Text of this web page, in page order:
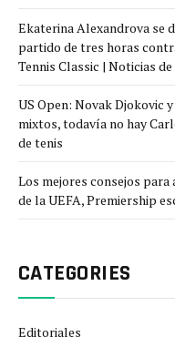
Ekaterina Alexandrova se
partido de tres horas
Tennis Classic | Noticias
US Open: Novak Djokovic
mixtos, todavía no hay
de tenis
Los mejores consejos
de la UEFA, Premiership
CATEGORIES
Editoriales